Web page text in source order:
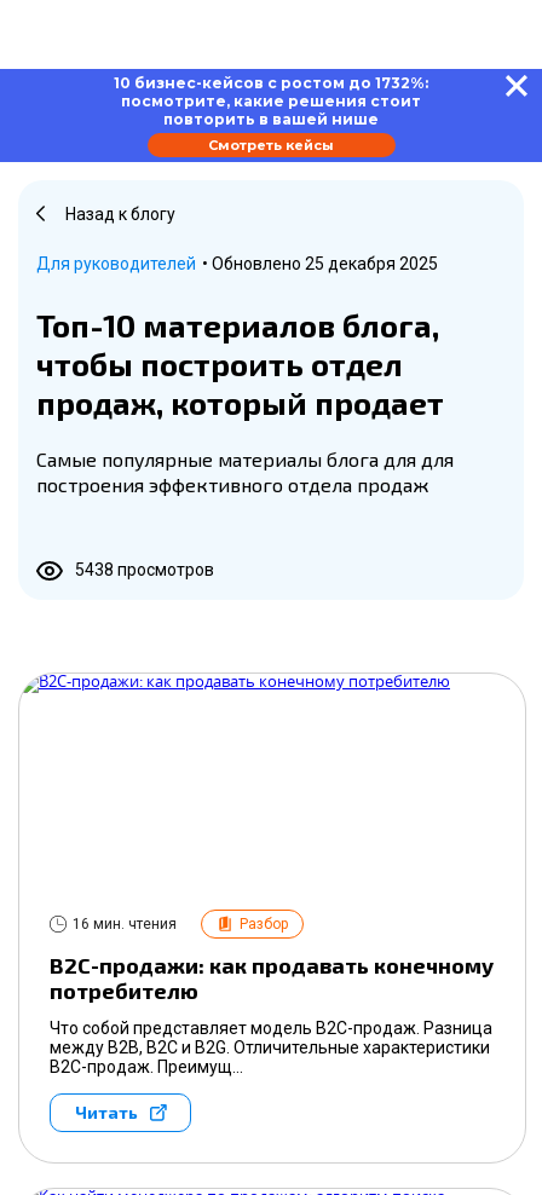
10 бизнес-кейсов с ростом до 1732%:
посмотрите, какие решения стоит
повторить в вашей нише
Смотреть кейсы
Назад к блогу
Для руководителей • Обновлено 25 декабря 2025
Топ-10 материалов блога,
чтобы построить отдел
продаж, который продает
Самые популярные материалы блога для для
построения эффективного отдела продаж
5438 просмотров
16 мин. чтения Разбор
B2C-продажи: как продавать конечному
потребителю
Что собой представляет модель B2C-продаж. Разница
между B2B, B2C и B2G. Отличительные характеристики
B2C-продаж. Преимущ...
Читать